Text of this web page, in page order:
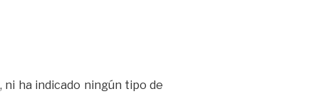
ha indicado ningún tipo de